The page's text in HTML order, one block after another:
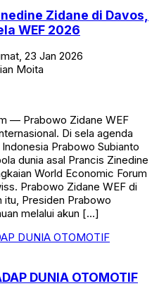
Zidane di Davos,
WEF 2026
23 Jan 2026
Moita
— Prabowo Zidane WEF
Di sela agenda
Prabowo Subianto
dunia asal Prancis Zinedine
World Economic Forum
Prabowo Zidane WEF di
itu, Presiden Prabowo
melalui akun […]
DUNIA OTOMOTIF